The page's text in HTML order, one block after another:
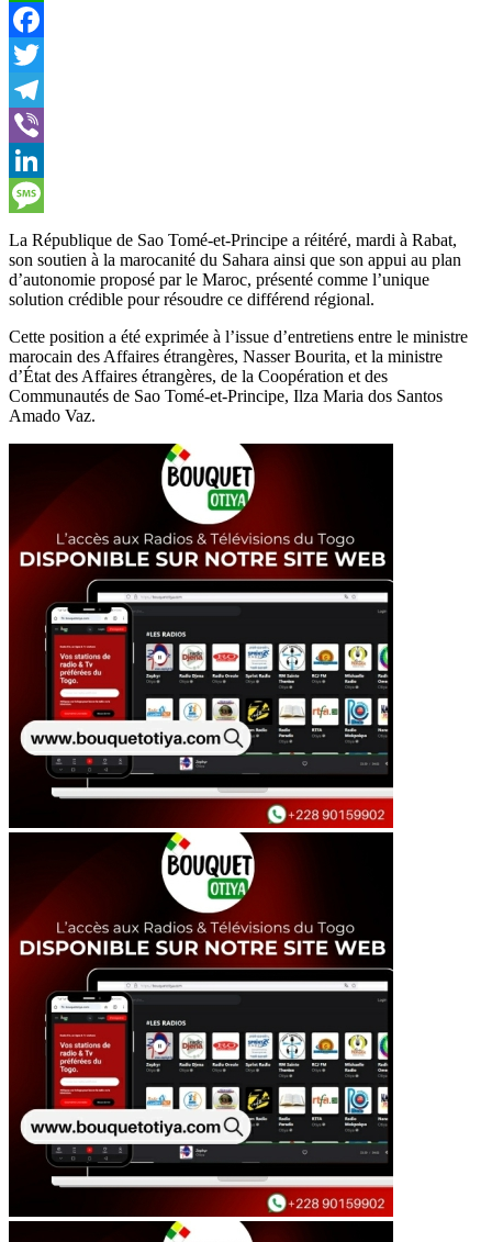
WhatsApp
Facebook
Twitter
Telegram
Viber
LinkedIn
Message
La République de Sao Tomé-et-Principe a réitéré, mardi à Rabat,
son soutien à la marocanité du Sahara ainsi que son appui au plan
d’autonomie proposé par le Maroc, présenté comme l’unique
solution crédible pour résoudre ce différend régional.
Cette position a été exprimée à l’issue d’entretiens entre le ministre
marocain des Affaires étrangères, Nasser Bourita, et la ministre
d’État des Affaires étrangères, de la Coopération et des
Communautés de Sao Tomé-et-Principe, Ilza Maria dos Santos
Amado Vaz.